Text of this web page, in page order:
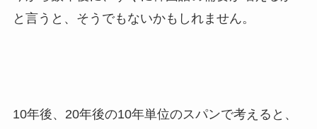
と言うと、 そうでもないかもしれません。
10年後、20年後の10年単位のスパンで考えると、